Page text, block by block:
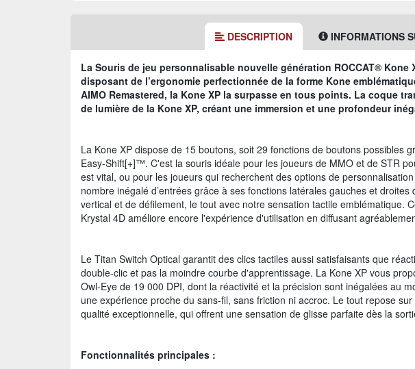
DESCRIPTION INFORMATIONS
La Souris de jeu personnalisable nouvelle génération ROCCAT® Kone
disposant de l’ergonomie perfectionnée de la forme Kone
AIMO Remastered, la Kone XP la surpasse en tous points. La coque
de lumière de la Kone XP, créant une immersion et une profondeur
La Kone XP dispose de 15 boutons, soit 29 fonctions de boutons possibles
Easy-Shift[+]™. C'est la souris idéale pour les joueurs de MMO et de STR
est vital, ou pour les joueurs qui recherchent des options de
nombre inégalé d’entrées grâce à ses fonctions latérales gauches et
vertical et de défilement, le tout avec notre sensation tactile emblématique.
Krystal 4D améliore encore l'expérience d'utilisation en diffusant
Le Titan Switch Optical garantit des clics tactiles aussi satisfaisants que
double-clic et pas la moindre courbe d'apprentissage. La Kone XP vous
Owl-Eye de 19 000 DPI, dont la réactivité et la précision sont inégalées au
une expérience proche du sans-fil, sans friction ni accroc. Le tout repose
qualité exceptionnelle, qui offrent une sensation de glisse parfaite dès la
Fonctionnalités principales :